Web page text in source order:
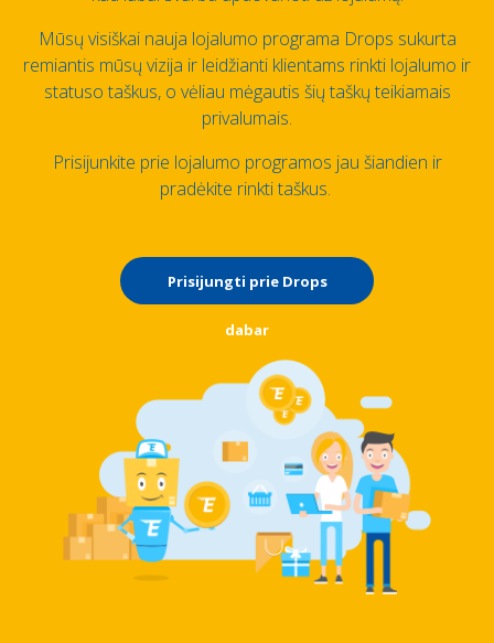
Mūsų visiškai nauja lojalumo programa Drops sukurta
remiantis mūsų vizija ir leidžianti klientams rinkti lojalumo ir
statuso taškus, o vėliau mėgautis šių taškų teikiamais
privalumais.
Prisijunkite prie lojalumo programos jau šiandien ir
pradėkite rinkti taškus.
Prisijungti prie Drops
dabar